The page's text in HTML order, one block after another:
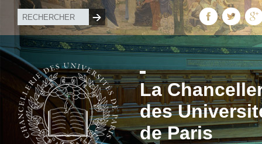
La
des
de Paris